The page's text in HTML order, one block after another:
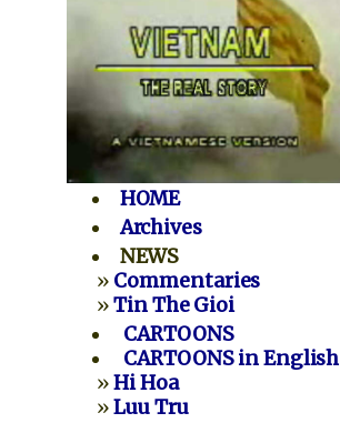
HOME
Archives
NEWS
» Commentaries
»Tin The Gioi
CARTOONS
CARTOONS in English
»Hi Hoa
»Luu Tru